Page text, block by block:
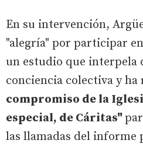
En su intervención,
"alegría" por participar
un estudio que interpela
conciencia colectiva y ha
compromiso de la
especial, de Cáritas"
las llamadas del informe